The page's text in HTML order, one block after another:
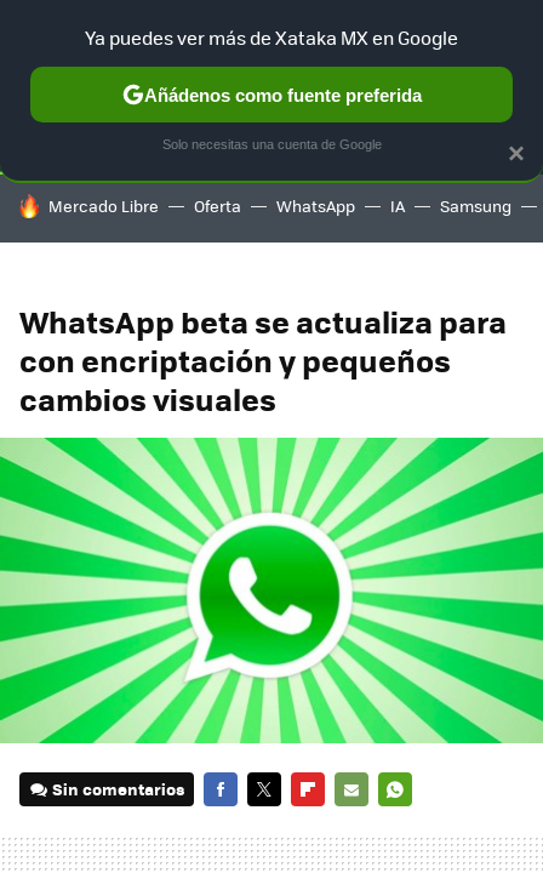
SELECCIÓN GAMING HOME AUTO TERRITORIO
HOY SE HABLA DE
Mercado Libre Oferta WhatsApp IA Samsung
WhatsApp beta se actualiza para
con encriptación y pequeños
cambios visuales
Sin comentarios
MAIL
×
Ya puedes ver más de Xataka MX en Google
Añádenos como fuente preferida
Solo necesitas una cuenta de Google